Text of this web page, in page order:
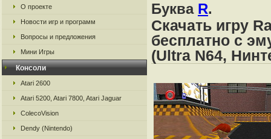
О проекте
Новости игр и программ
Вопросы и предложения
Мини Игры
Консоли
Atari 2600
Atari 5200, Atari 7800, Atari Jaguar
ColecoVision
Dendy (Nintendo)
Буква R.
Скачать игру
бесплатно с
(Ultra N64,